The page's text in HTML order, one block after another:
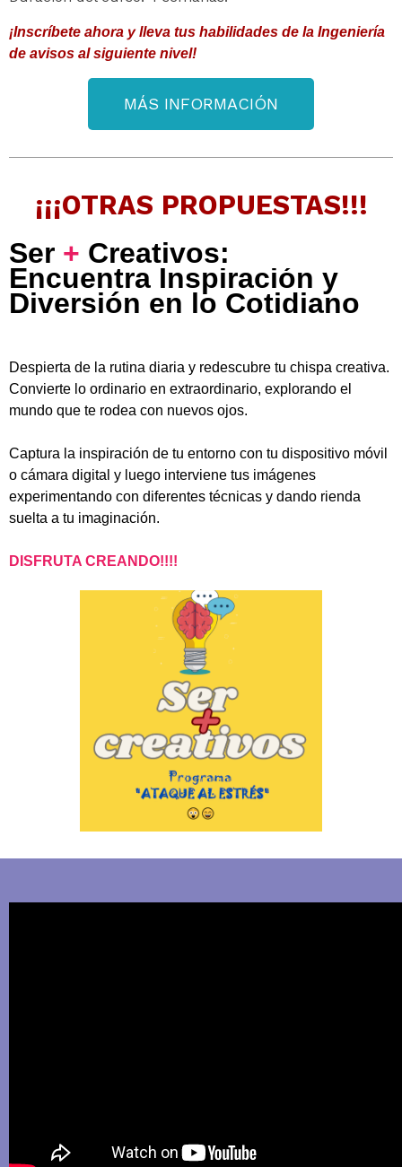
¡Inscríbete ahora y lleva tus habilidades de la Ingeniería
de avisos al siguiente nivel!
MÁS INFORMACIÓN
¡¡¡OTRAS PROPUESTAS!!!
Ser + Creativos:
Encuentra Inspiración y
Diversión en lo Cotidiano
Despierta de la rutina diaria y redescubre tu chispa creativa.
Convierte lo ordinario en extraordinario, explorando el
mundo que te rodea con nuevos ojos.
Captura la inspiración de tu entorno con tu dispositivo móvil
o cámara digital y luego interviene tus imágenes
experimentando con diferentes técnicas y dando rienda
suelta a tu imaginación.
DISFRUTA CREANDO!!!!